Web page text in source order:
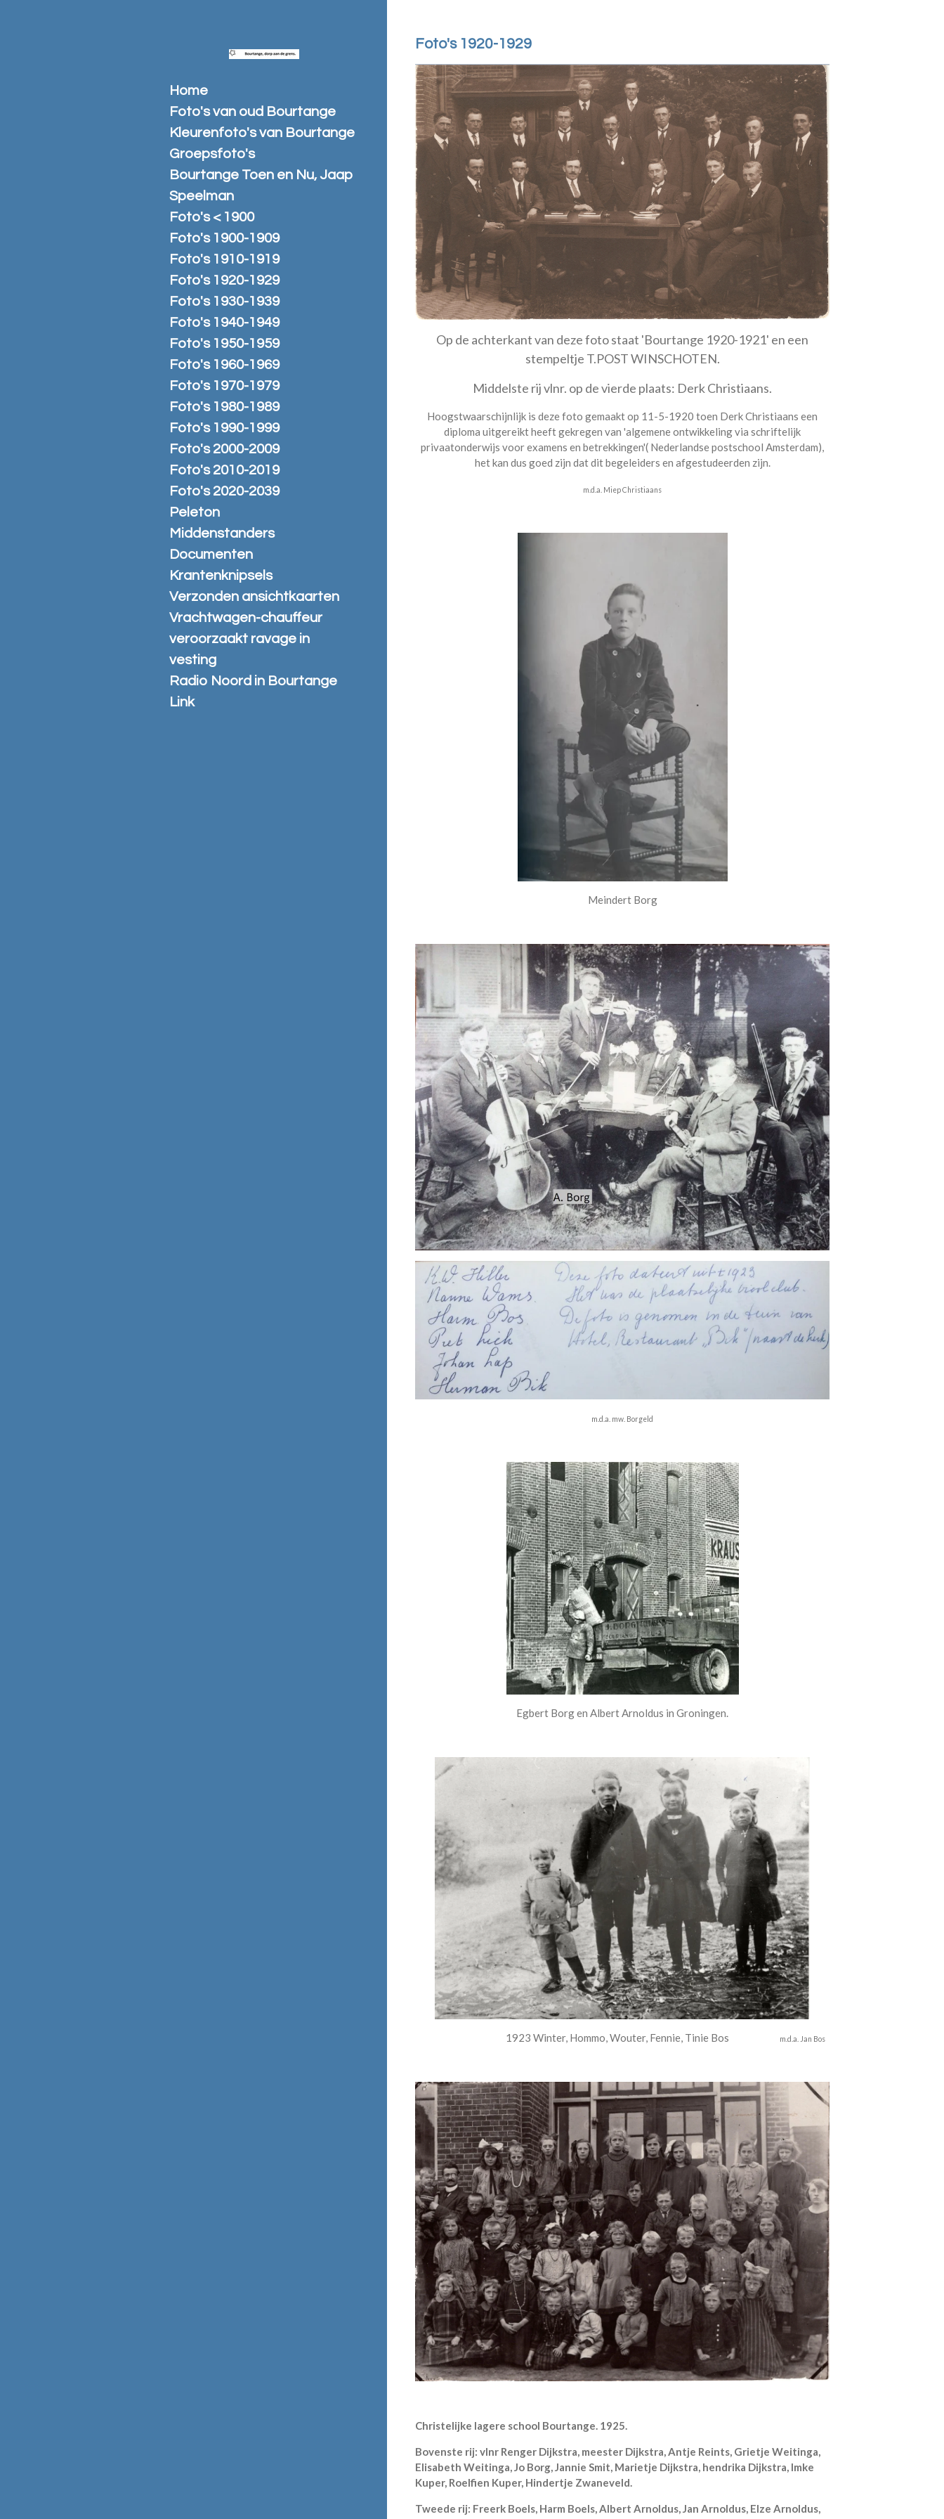
Foto's 1920-1929
Op de achterkant van deze foto staat 'Bourtange 1920-1921' en een
stempeltje T.POST WINSCHOTEN.
Middelste rij vlnr. op de vierde plaats: Derk Christiaans.
Hoogstwaarschijnlijk is deze foto gemaakt op 11-5-1920 toen Derk Christiaans een
diploma uitgereikt heeft gekregen van 'algemene ontwikkeling via schriftelijk
privaatonderwijs voor examens en betrekkingen'( Nederlandse postschool Amsterdam),
het kan dus goed zijn dat dit begeleiders en afgestudeerden zijn.
m.d.a. Miep Christiaans
Meindert Borg
m.d.a. mw. Borgeld
Egbert Borg en Albert Arnoldus in Groningen.
1923 Winter, Hommo, Wouter, Fennie, Tinie Bos m.d.a. Jan Bos
Christelijke lagere school Bourtange. 1925.
Bovenste rij: vlnr Renger Dijkstra, meester Dijkstra, Antje Reints, Grietje Weitinga,
Elisabeth Weitinga, Jo Borg, Jannie Smit, Marietje Dijkstra, hendrika Dijkstra, Imke
Kuper, Roelfien Kuper, Hindertje Zwaneveld.
Tweede rij: Freerk Boels, Harm Boels, Albert Arnoldus, Jan Arnoldus, Elze Arnoldus,
Home
Foto's van oud Bourtange
Kleurenfoto's van Bourtange
Groepsfoto's
Bourtange Toen en Nu, Jaap
Speelman
Foto's < 1900
Foto's 1900-1909
Foto's 1910-1919
Foto's 1920-1929
Foto's 1930-1939
Foto's 1940-1949
Foto's 1950-1959
Foto's 1960-1969
Foto's 1970-1979
Foto's 1980-1989
Foto's 1990-1999
Foto's 2000-2009
Foto's 2010-2019
Foto's 2020-2039
Peleton
Middenstanders
Documenten
Krantenknipsels
Verzonden ansichtkaarten
Vrachtwagen-chauffeur
veroorzaakt ravage in
vesting
Radio Noord in Bourtange
Link